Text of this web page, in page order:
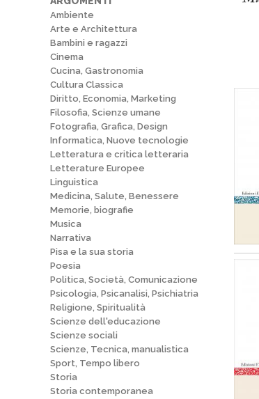
Ambiente
Arte e Architettura
Bambini e ragazzi
Cinema
Cucina, Gastronomia
Cultura Classica
Diritto, Economia, Marketing
Filosofia, Scienze umane
Fotografia, Grafica, Design
Informatica, Nuove tecnologie
Letteratura e critica letteraria
Letterature Europee
Linguistica
Medicina, Salute, Benessere
Memorie, biografie
Musica
Narrativa
Pisa e la sua storia
Poesia
Politica, Società, Comunicazione
Psicologia, Psicanalisi, Psichiatria
Religione, Spiritualità
Scienze dell'educazione
Scienze sociali
Scienze, Tecnica, manualistica
Sport, Tempo libero
Storia
Storia contemporanea